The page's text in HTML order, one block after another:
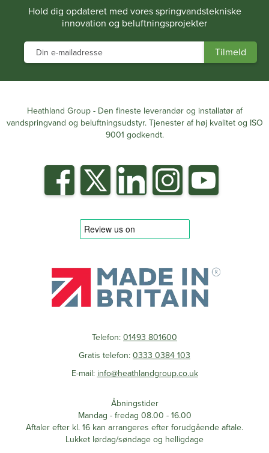
Hold dig opdateret med vores springvandstekniske
innovation og beluftningsprojekter
Heathland Group - Den fineste leverandør og installatør af
vandspringvand og beluftningsudstyr. Tjenester af høj kvalitet og ISO
9001 godkendt.
Telefon:01493 801600
Gratis telefon:0333 0384 103
E-mail:info@heathlandgroup.co.uk
Åbningstider
Mandag - fredag 08.00 - 16.00
Aftaler efter kl. 16 kan arrangeres efter forudgående aftale.
Lukket lørdag/søndage og helligdage